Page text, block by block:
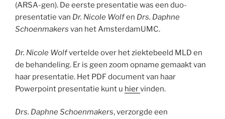
(ARSA-gen). De eerste presentatie was een duo-
presentatie van Dr. Nicole Wolfen Drs. Daphne
Schoenmakers van het AmsterdamUMC.
Dr. Nicole Wolfvertelde over het ziektebeeld MLD en
de behandeling. Er is geen zoom opname gemaakt van
haar presentatie. Het PDF document van haar
Powerpoint presentatie kunt u hiervinden.
Drs. Daphne Schoenmakers,verzorgde een